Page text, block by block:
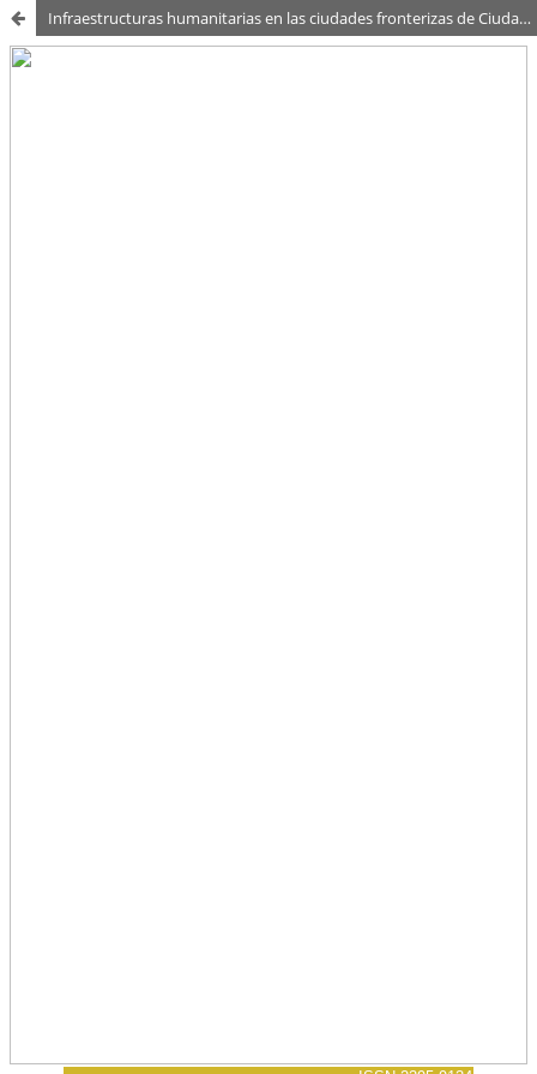
Infraestructuras humanitarias en las ciudades fronterizas de Ciudad Juárez y Tijuana